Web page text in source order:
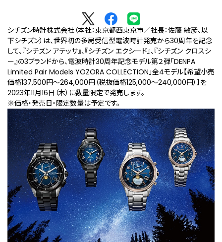
シチズン時計株式会社（本社：東京都西東京市／社長：佐藤 敏彦、以
下シチズン）は、世界初の多局受信型電波時計発売から30周年を記念
して、『シチズン アテッサ』、『シチズン エクシード』、『シチズン クロスシ
ー』の3ブランドから、電波時計30周年記念モデル第２弾「DENPA
Limited Pair Models YOZORA COLLECTION」全4モデル【希望小売
価格137,500円～264,000円（税抜価格125,000～240,000円）】を
2023年11月16日（木）に数量限定で発売します。
※価格・発売日・限定数量は予定です。